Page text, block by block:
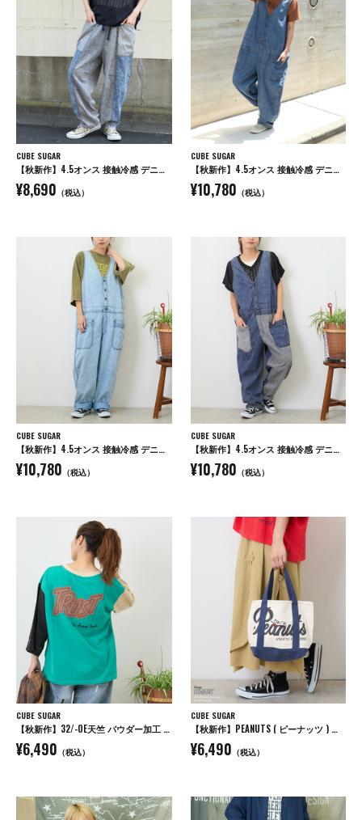
CUBE SUGAR
【秋新作】4.5オンス 接触冷感 デニム コクーンパンツ
¥8,690 （税込）
CUBE SUGAR
【秋新作】4.5オンス 接触冷感 デニム サロペットパンツ
¥10,780 （税込）
CUBE SUGAR
【秋新作】4.5オンス 接触冷感 デニム サロペットパンツ
¥10,780 （税込）
CUBE SUGAR
【秋新作】4.5オンス 接触冷感 デニム サロペットパンツ
¥10,780 （税込）
CUBE SUGAR
【秋新作】32/-OE天竺 パウダー加工 パッチロゴ 刺繍 Tシャツ
¥6,490 （税込）
CUBE SUGAR
【秋新作】PEANUTS ( ピーナッツ ) キャンバス トートバッグ
¥6,490 （税込）